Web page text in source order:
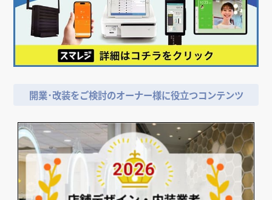
開業･改装をご検討のオーナー様に役立つコンテンツ